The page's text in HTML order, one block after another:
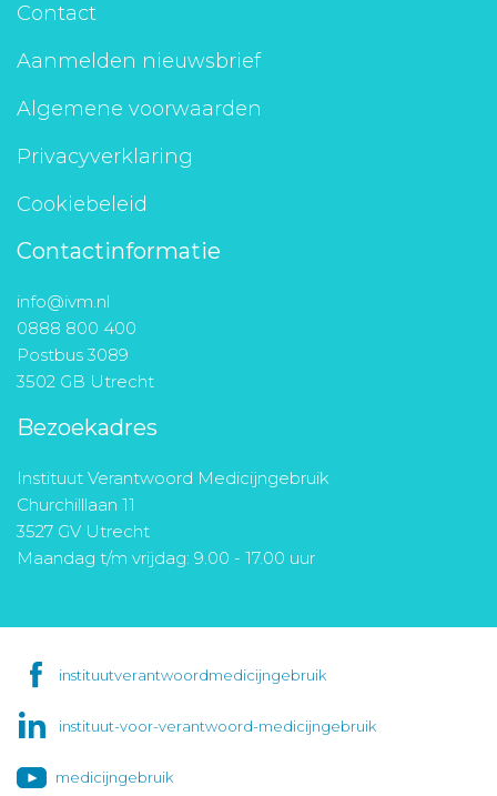
Contact
Aanmelden nieuwsbrief
Algemene voorwaarden
Privacyverklaring
Cookiebeleid
Contactinformatie
info@ivm.nl
0888 800 400
Postbus 3089
3502 GB Utrecht
Bezoekadres
Instituut Verantwoord Medicijngebruik
Churchilllaan 11
3527 GV Utrecht
Maandag t/m vrijdag: 9.00 - 17.00 uur
instituutverantwoordmedicijngebruik
instituut-voor-verantwoord-medicijngebruik
medicijngebruik